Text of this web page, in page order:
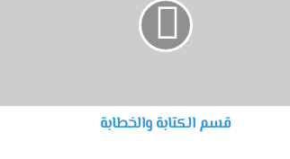
قسم الكتابة والخطابة